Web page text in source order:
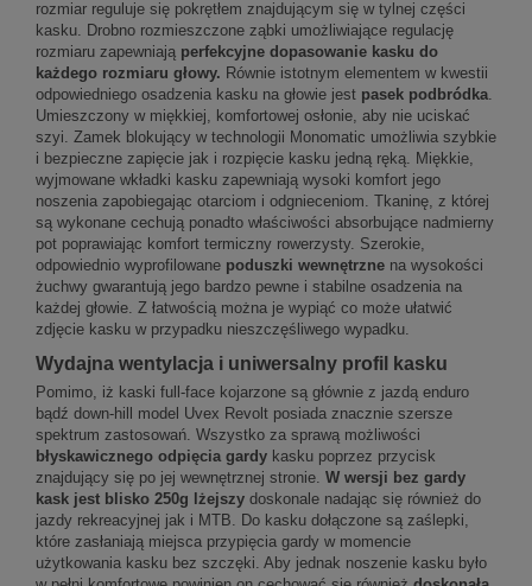
rozmiar reguluje się pokrętłem znajdującym się w tylnej części
kasku. Drobno rozmieszczone ząbki umożliwiające regulację
rozmiaru zapewniają perfekcyjne dopasowanie kasku do
każdego rozmiaru głowy. Równie istotnym elementem w kwestii
odpowiedniego osadzenia kasku na głowie jest pasek podbródka
Umieszczony w miękkiej, komfortowej osłonie, aby nie uciskać
szyi. Zamek blokujący w technologii Monomatic umożliwia szybkie
i bezpieczne zapięcie jak i rozpięcie kasku jedną ręką. Miękkie,
wyjmowane wkładki kasku zapewniają wysoki komfort jego
noszenia zapobiegając otarciom i odgnieceniom. Tkaninę, z której
są wykonane cechują ponadto właściwości absorbujące nadmierny
pot poprawiając komfort termiczny rowerzysty. Szerokie,
odpowiednio wyprofilowane poduszki wewnętrzne na wysokości
żuchwy gwarantują jego bardzo pewne i stabilne osadzenia na
każdej głowie. Z łatwością można je wypiąć co może ułatwić
zdjęcie kasku w przypadku nieszczęśliwego wypadku.
Wydajna wentylacja i uniwersalny profil kasku
Pomimo, iż kaski full-face kojarzone są głównie z jazdą enduro
bądź down-hill model Uvex Revolt posiada znacznie szersze
spektrum zastosowań. Wszystko za sprawą możliwości
błyskawicznego odpięcia gardy kasku poprzez przycisk
znajdujący się po jej wewnętrznej stronie. W wersji bez gardy
kask jest blisko 250g lżejszy doskonale nadając się również do
jazdy rekreacyjnej jak i MTB. Do kasku dołączone są zaślepki,
które zasłaniają miejsca przypięcia gardy w momencie
użytkowania kasku bez szczęki. Aby jednak noszenie kasku było